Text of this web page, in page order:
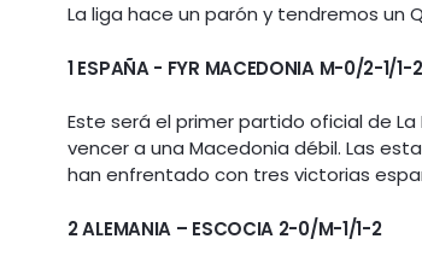
La liga hace un parón y tendremos un
1 ESPAÑA - FYR MACEDONIA M-0/2-1/1-2
Este será el primer partido oficial de
vencer a una Macedonia débil. Las
han enfrentado con tres victorias
2 ALEMANIA – ESCOCIA 2-0/M-1/1-2